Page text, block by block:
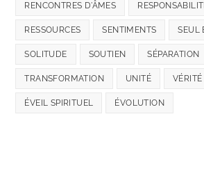
RENCONTRES D'ÂMES
RESSOURCES SENTIMENTS SEUL
SOLITUDE SOUTIEN SÉPARATION
TRANSFORMATION UNITÉ VÉRITÉ
ÉVEIL SPIRITUEL ÉVOLUTION